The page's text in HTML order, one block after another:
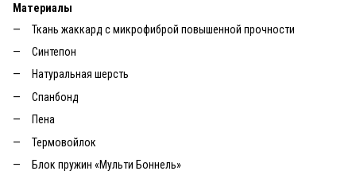
Материалы
Ткань жаккард с микрофиброй повышенной прочности
Синтепон
Натуральная шерсть
Спанбонд
Пена
Термовойлок
Блок пружин «Мульти Боннель»